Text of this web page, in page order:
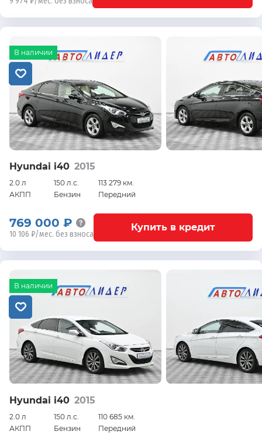
Hyundai i40 2015
2.0 л 150 л.с.
113 279 км.
АКПП
Бензин Передний
В наличии
Купить в кредит
769 000 ₽
10 106 ₽/мес. без взноса
Hyundai i40 2015
2.0 л 150 л.с.
110 685 км.
АКПП
Бензин Передний
В наличии